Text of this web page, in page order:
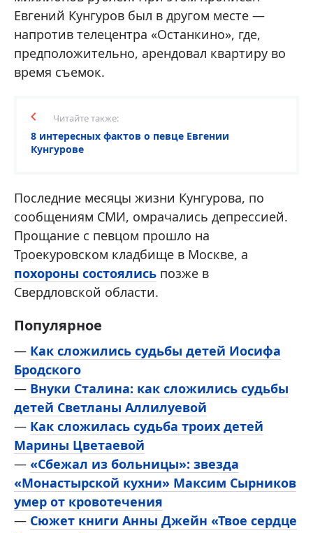
Евгений Кунгуров был в другом месте —
напротив телецентра «Останкино», где,
предположительно, арендовал квартиру во
время съемок.
Читайте также:
8 интересных фактов о певце Евгении
Кунгурове
Последние месяцы жизни Кунгурова, по
сообщениям СМИ, омрачались депрессией.
Прощание с певцом прошло на
Троекуровском кладбище в Москве, а
похороны состоялись позже в
Свердловской области.
Популярное
— Как сложились судьбы детей Иосифа
Бродского
— Внуки Сталина: как сложились судьбы
детей Светланы Аллилуевой
— Как сложилась судьба троих детей
Марины Цветаевой
— «Сбежал из больницы»: звезда
«Монастырской кухни» Максим Сырников
умер от кровотечения
— Сюжет книги Анны Джейн «Твое сердце